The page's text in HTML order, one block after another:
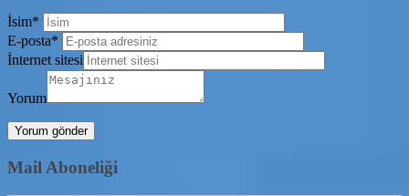
İsim*
E-posta*
İnternet sitesi
Yorum
Mail Aboneliği